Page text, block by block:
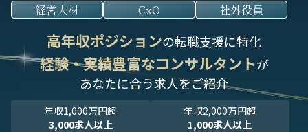
経営人材 CxO 社外役員
高年収ポジションの転職支援に特化
経験・実績豊富なコンサルタントが
あなたに合う求人をご紹介
年収1,000万円超
3,000求人以上
年収2,000万円超
1,000求人以上